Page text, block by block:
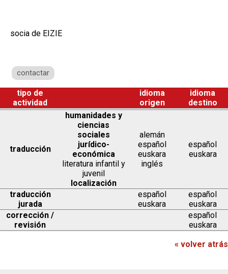
socia de EIZIE
contactar
tipo de
actividad
idioma
origen
idioma
destino
traducción
humanidades y
ciencias
sociales
jurídico-
económica
literatura infantil y
juvenil
localización
alemán
español
euskara
inglés
español
euskara
traducción
jurada
español
euskara
español
euskara
corrección /
revisión
español
euskara
« volver atrás